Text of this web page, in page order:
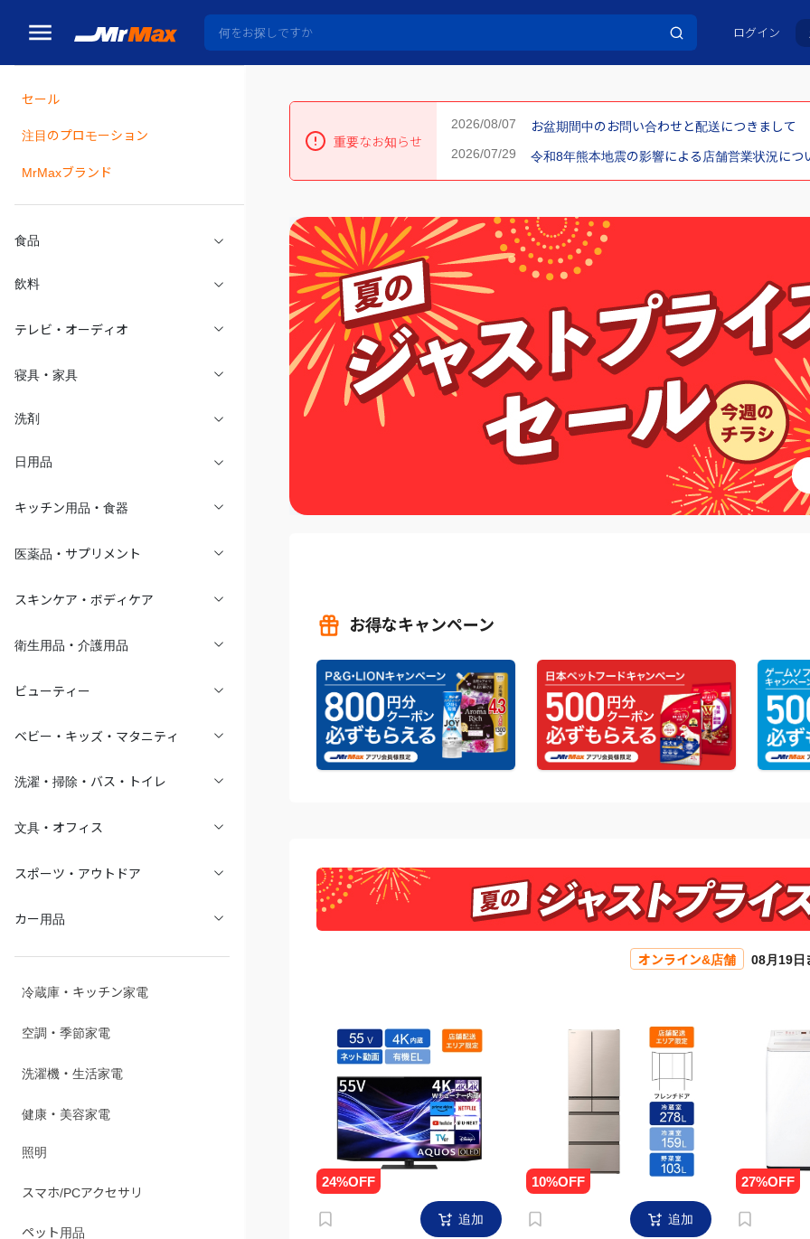
ログイン
セール
注目のプロモーション
MrMaxブランド
食品
飲料
テレビ・オーディオ
寝具・家具
洗剤
日用品
キッチン用品・食器
医薬品・サプリメント
スキンケア・ボディケア
衛生用品・介護用品
ビューティー
ベビー・キッズ・マタニティ
洗濯・掃除・バス・トイレ
文具・オフィス
スポーツ・アウトドア
カー用品
冷蔵庫・キッチン家電
空調・季節家電
洗濯機・生活家電
健康・美容家電
照明
スマホ/PCアクセサリ
ペット用品
重要なお知らせ
お盆期間中のお問い合わせと配送につきまして
令和8年熊本地震の影響による店舗営業状況に
お得なキャンペーン
オンライン&店舗 08月19日
追加 追加